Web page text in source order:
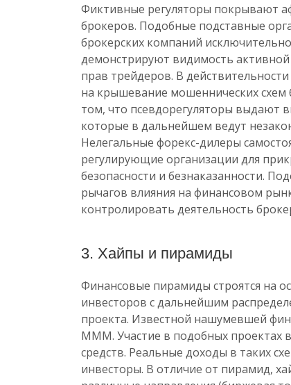
Фиктивные регуляторы покрывают
брокеров. Подобные подставные
брокерских компаний
демонстрируют видимость
прав трейдеров. В
на крышевание мошеннических схем
том, что псевдорегуляторы
которые в дальнейшем ведут
Нелегальные форекс-дилеры
регулирующие организации для
безопасности и безнаказанности.
рычагов влияния на финансовом
контролировать деятельность
3. Хайпы и пирамиды
Финансовые пирамиды строятся на
инвесторов с дальнейшим
проекта. Известной нашумевшей
МММ. Участие в подобных проектах
средств. Реальные доходы в таких
инвесторы. В отличие от пирамид,